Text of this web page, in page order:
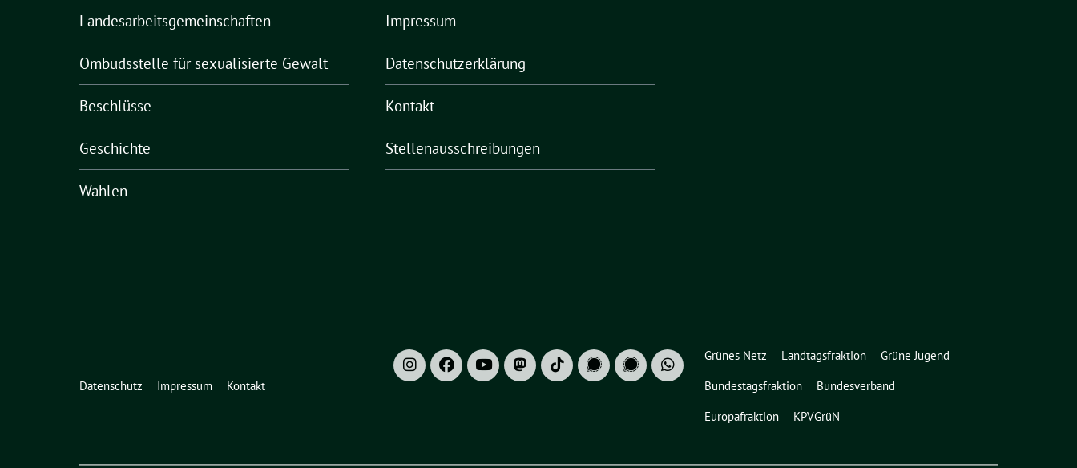
Landesarbeitsgemeinschaften
Ombudsstelle für sexualisierte Gewalt
Beschlüsse
Geschichte
Wahlen
Impressum
Datenschutzerklärung
Kontakt
Stellenausschreibungen
Datenschutz Impressum Kontakt
Grünes Netz Landtagsfraktion
Grüne Jugend
Bundestagsfraktion
Bundesverband
Europafraktion
KPVGrüN